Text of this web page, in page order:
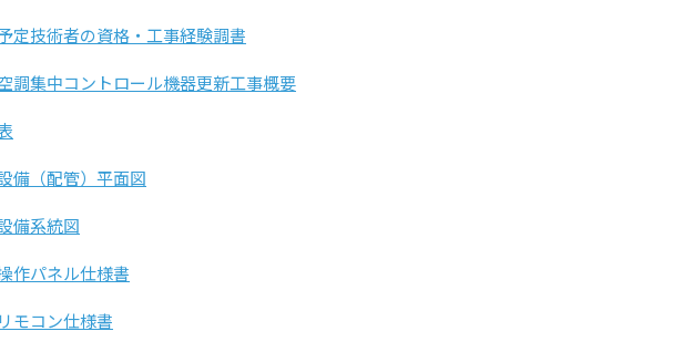
定技術者の資格・工事経験調書
調集中コントロール機器更新工事概要
備（配管）平面図
備系統図
作パネル仕様書
モコン仕様書